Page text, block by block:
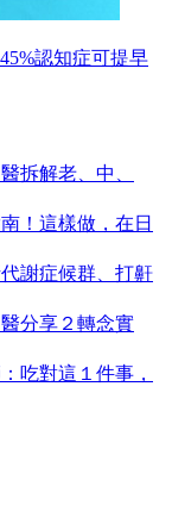
認知症可提早
拆解老、中、
！這樣做，在日
謝症候群、打鼾
分享２轉念實
吃對這１件事，